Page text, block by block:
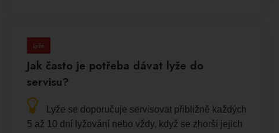
Lyže
Jak často je potřeba dávat lyže do
servisu?
Lyže se doporučuje servisovat přibližně každých
5 až 10 dní lyžování nebo vždy, když se zhorší jejich